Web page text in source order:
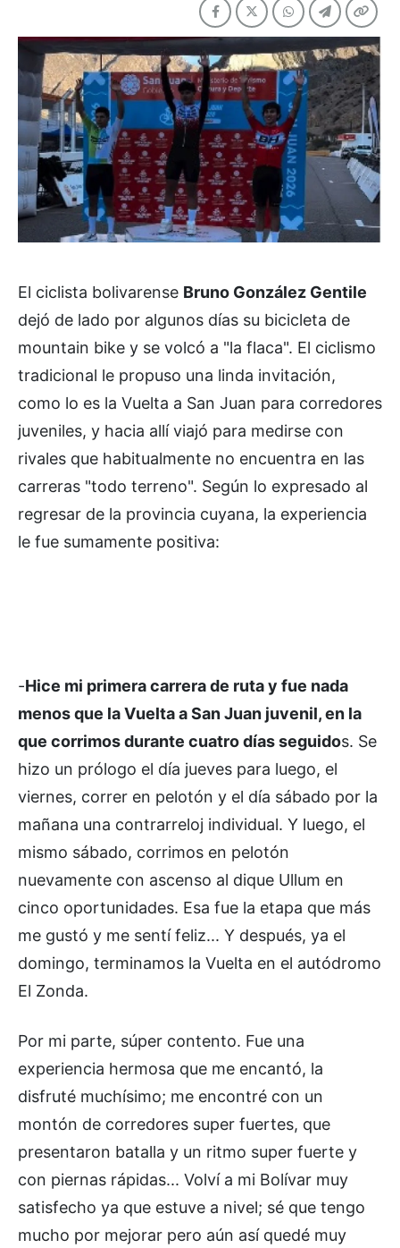
El ciclista bolivarense Bruno González Gentile
dejó de lado por algunos días su bicicleta de
mountain bike y se volcó a "la flaca". El ciclismo
tradicional le propuso una linda invitación,
como lo es la Vuelta a San Juan para corredores
juveniles, y hacia allí viajó para medirse con
rivales que habitualmente no encuentra en las
carreras "todo terreno". Según lo expresado al
regresar de la provincia cuyana, la experiencia
le fue sumamente positiva:
-Hice mi primera carrera de ruta y fue nada
menos que la Vuelta a San Juan juvenil, en la
que corrimos durante cuatro días seguidos. Se
hizo un prólogo el día jueves para luego, el
viernes, correr en pelotón y el día sábado por la
mañana una contrarreloj individual. Y luego, el
mismo sábado, corrimos en pelotón
nuevamente con ascenso al dique Ullum en
cinco oportunidades. Esa fue la etapa que más
me gustó y me sentí feliz... Y después, ya el
domingo, terminamos la Vuelta en el autódromo
El Zonda.
Por mi parte, súper contento. Fue una
experiencia hermosa que me encantó, la
disfruté muchísimo; me encontré con un
montón de corredores super fuertes, que
presentaron batalla y un ritmo super fuerte y
con piernas rápidas... Volví a mi Bolívar muy
satisfecho ya que estuve a nivel; sé que tengo
mucho por mejorar pero aún así quedé muy